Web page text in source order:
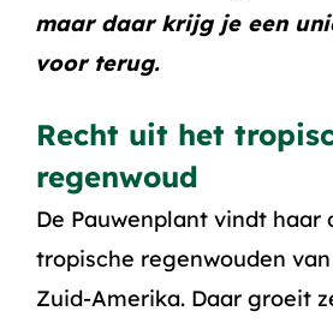
maar daar krijg je een
voor terug.
Recht uit het
regenwoud
De Pauwenplant vindt haar
tropische regenwouden
Zuid-Amerika. Daar groeit